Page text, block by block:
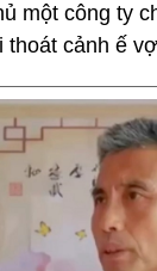
một công ty
thoát cảnh ế